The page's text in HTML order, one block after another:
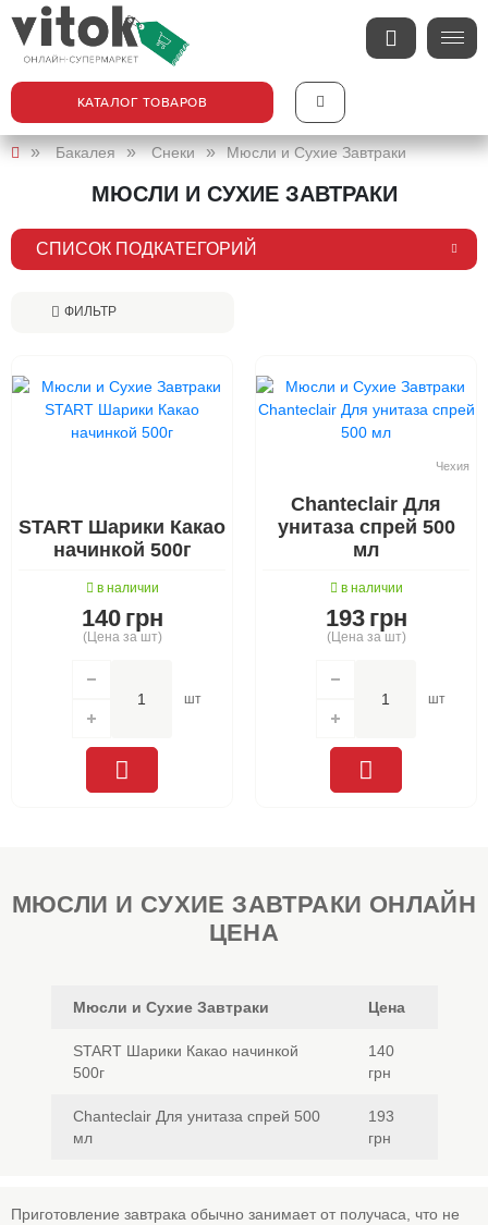
КАТАЛОГ ТОВАРОВ
Бакалея Снеки Мюсли и Сухие Завтраки
МЮСЛИ И СУХИЕ ЗАВТРАКИ
СПИСОК ПОДКАТЕГОРИЙ
ФИЛЬТР
START Шарики Какао
начинкой 500г
в наличии
140 грн
(Цена за шт)
шт
Чехия
Chanteclair Для
унитаза спрей 500
мл
в наличии
193 грн
(Цена за шт)
шт
МЮСЛИ И СУХИЕ ЗАВТРАКИ ОНЛАЙН
ЦЕНА
Мюсли и Сухие Завтраки Цена
START Шарики Какао начинкой
500г
140
грн
Chanteclair Для унитаза спрей 500
мл
193
грн
Приготовление завтрака обычно занимает от получаса, что не